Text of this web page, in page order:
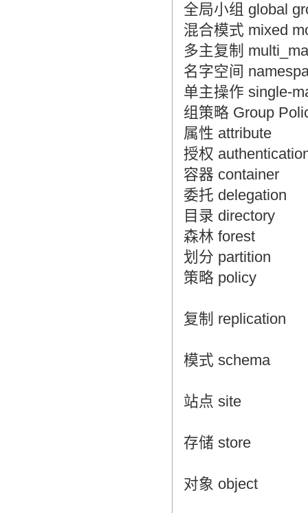
全局小组 global
混合模式 mixed
多主复制
名字空间
单主操作 single-
组策略 Group
属性 attribute
授权
容器 container
委托 delegation
目录 directory
森林 forest
划分 partition
策略 policy
复制 replication
模式 schema
站点 site
存储 store
对象 object